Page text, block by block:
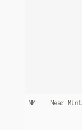
NM Near Mint